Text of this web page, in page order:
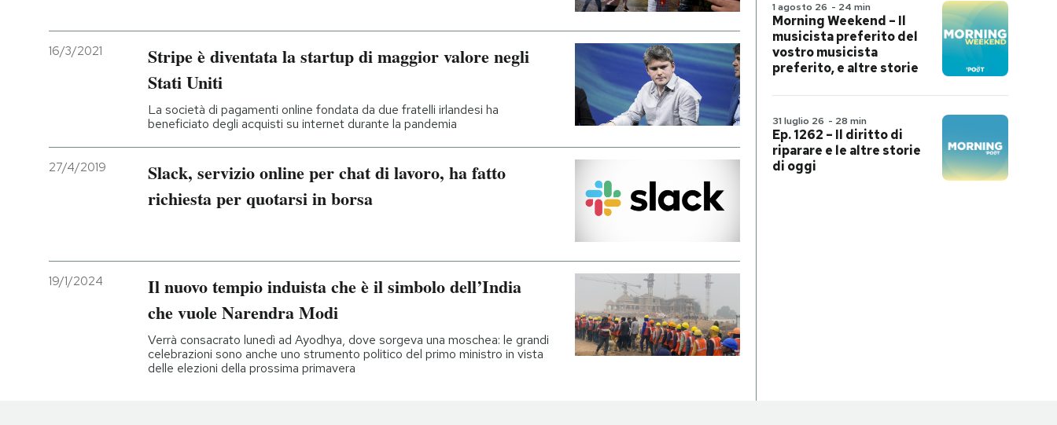
16/3/2021
Stripe è diventata la startup di maggior valore negli
Stati Uniti
La società di pagamenti online fondata da due fratelli irlandesi ha
beneficiato degli acquisti su internet durante la pandemia
27/4/2019
Slack, servizio online per chat di lavoro, ha fatto
richiesta per quotarsi in borsa
19/1/2024
Il nuovo tempio induista che è il simbolo dell’India
che vuole Narendra Modi
Verrà consacrato lunedì ad Ayodhya, dove sorgeva una moschea: le grandi
celebrazioni sono anche uno strumento politico del primo ministro in vista
delle elezioni della prossima primavera
1 agosto 26 - 24 min
Morning Weekend – Il
musicista preferito del
vostro musicista
preferito, e altre storie
31 luglio 26 - 28 min
Ep. 1262 – Il diritto di
riparare e le altre storie
di oggi